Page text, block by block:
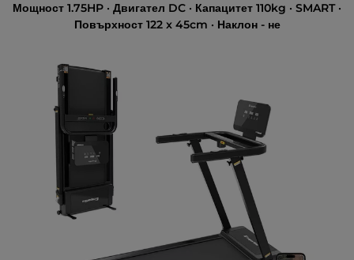
Мощност 1.75HP · Двигател DC · Капацитет 110kg · SMART ·
Повърхност 122 x 45cm · Наклон - не